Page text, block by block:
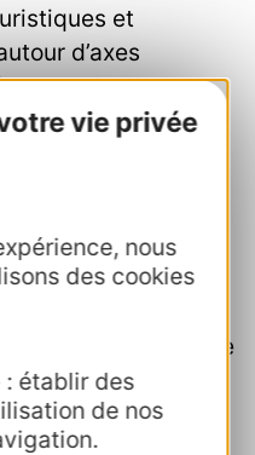
vie privée
nous
des cookies
établir des
de nos
et
d’axes
(agritourisme,
faire) pour une
:création de